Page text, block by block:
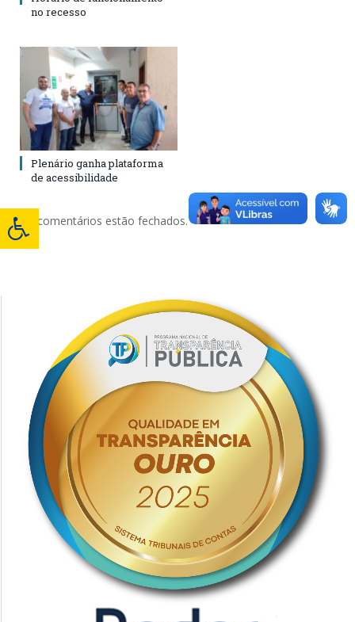
no recesso
Plenário ganha plataforma
de acessibilidade
Os comentários estão fechados.